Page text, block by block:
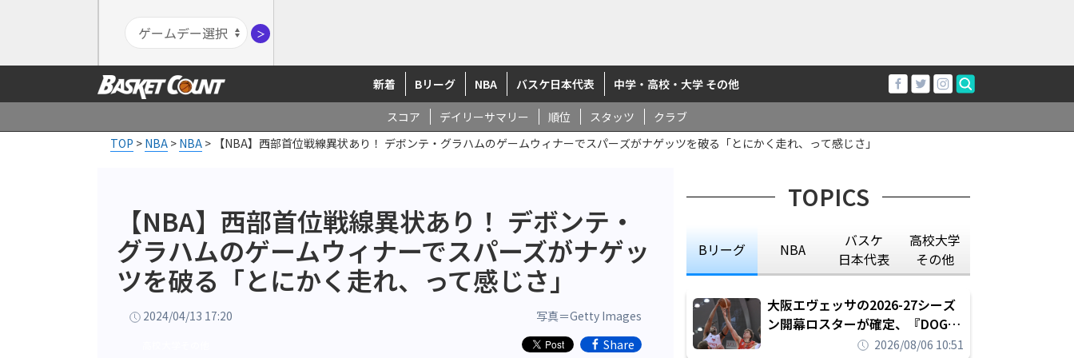
＞
新着 Bリーグ NBA バスケ日本代表 中学・高校・大学 その他
スコア デイリーサマリー 順位 スタッツ
クラブ
TOP > NBA > NBA > 【NBA】西部首位戦線異状あり！ デボンテ・グラハムのゲームウィナーでスパーズがナゲッツを破る「とにかく走れ、って感じさ」
【NBA】西部首位戦線異状あり！ デボンテ・
グラハムのゲームウィナーでスパーズがナゲッ
ツを破る「とにかく走れ、って感じさ」
2024/04/13 17:20 写真＝Getty Images
Share
TOPICS
Bリーグ NBA
バスケ
日本代表
高校大学
その他
大阪エヴェッサの2026-27シーズ
ン開幕ロスターが確定、『DOG
FIGHT』のチームカルチャーを推
2026/08/06 10:51